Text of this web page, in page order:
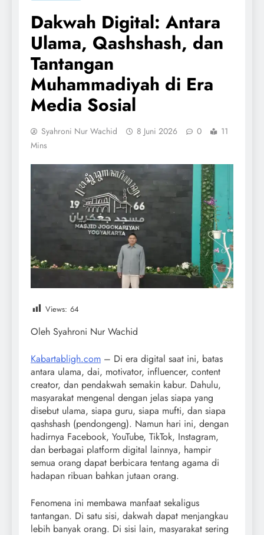
Dakwah Digital: Antara
Ulama, Qashshash, dan
Tantangan
Muhammadiyah di Era
Media Sosial
Syahroni Nur Wachid 8 Juni 2026 0
11
Mins
Views: 64
Oleh Syahroni Nur Wachid
Kabartabligh.com – Di era digital saat ini, batas
antara ulama, dai, motivator, influencer, content
creator, dan pendakwah semakin kabur. Dahulu,
masyarakat mengenal dengan jelas siapa yang
disebut ulama, siapa guru, siapa mufti, dan siapa
qashshash (pendongeng). Namun hari ini, dengan
hadirnya Facebook, YouTube, TikTok, Instagram,
dan berbagai platform digital lainnya, hampir
semua orang dapat berbicara tentang agama di
hadapan ribuan bahkan jutaan orang.
Fenomena ini membawa manfaat sekaligus
tantangan. Di satu sisi, dakwah dapat menjangkau
lebih banyak orang. Di sisi lain, masyarakat sering